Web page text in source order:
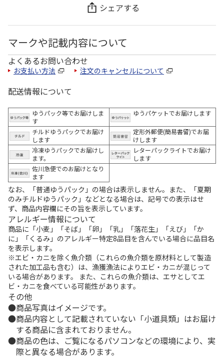
シェアする
マークや記載内容について
よくあるお問い合わせ
お支払い方法 注文のキャンセルについて
配送情報について
ゆうパック等でお届けしま
す
ゆうパケットでお届けします
チルドゆうパックでお届け
します
定形外郵便(簡易書留)でお届
けします
冷凍ゆうパックでお届けし
ます。
レターパックライトでお届け
します
佐川急便でのお届けとなり
ます
なお、「普通ゆうパック」の場合は表示しません。また、「夏期
のみチルドゆうパック」などとなる場合は、記号での表示はせ
ず、商品内容欄にその旨を表示しています。
アレルギー情報について
商品に「小麦」「そば」「卵」「乳」「落花生」「えび」「か
に」「くるみ」のアレルギー特定8品目を含んでいる場合に品目名
を表示します。
※エビ・カニを除く魚介類（これらの魚介類を原材料として製造
された加工品も含む）は、漁獲漁法によりエビ・カニが混じって
いる場合があります。 また、これらの魚介類は、エサとしてエ
ビ・カニを食べている可能性があります。
その他
商品写真はイメージです。
商品内容として記載されていない「小道具類」はお届け
する商品に含まれておりません。
商品の色は、ご覧になるパソコンなどの環境により、実
際と異なる場合があります。